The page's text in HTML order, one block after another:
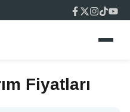
Fiyatları